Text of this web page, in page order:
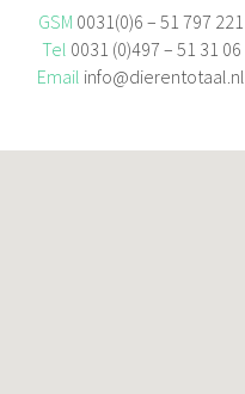
GSM 0031(0)6 – 51 797 221
Tel 0031 (0)497 – 51 31 06
Email info@dierentotaal.nl